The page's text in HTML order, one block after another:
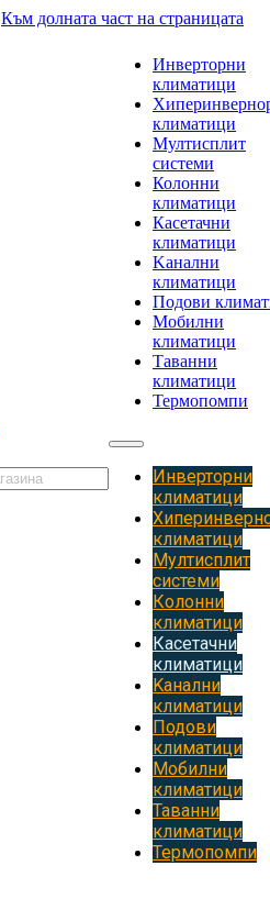
Към долната част на страницата
Инверторни
климатици
климатици
Мултисплит
системи
Колонни
климатици
Касетачни
климатици
Kанални
климатици
Подови
Мобилни
климатици
Таванни
климатици
Термопомпи
Инверторни
климатици
климатици
Мултисплит
системи
Колонни
климатици
Касетачни
климатици
Kанални
климатици
Подови
климатици
Мобилни
климатици
Таванни
климатици
Термопомпи